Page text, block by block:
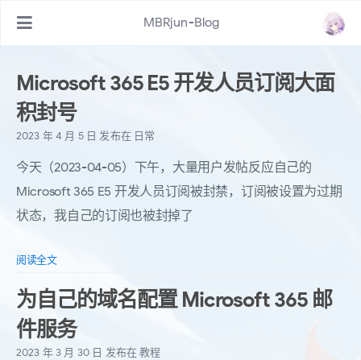
MBRjun-Blog
Microsoft 365 E5 开发人员订阅大面
积封号
2023 年 4 月 5 日 发布在 日常
今天（2023-04-05）下午，大量用户发帖反应自己的
Microsoft 365 E5 开发人员订阅被封禁，订阅被设置为过期
状态，我自己的订阅也被封掉了
阅读全文
为自己的域名配置 Microsoft 365 邮
件服务
2023 年 3 月 30 日 发布在教程